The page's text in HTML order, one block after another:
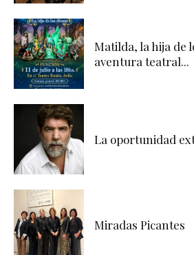
Matilda, la hija de
aventura teatral...
La oportunidad
Miradas Picantes